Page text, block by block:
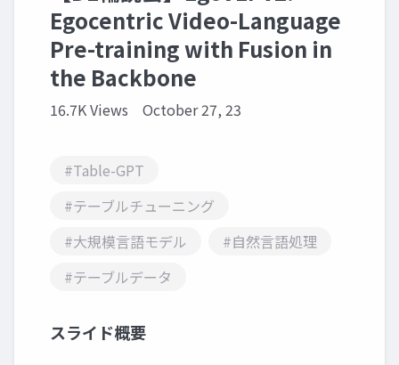
Egocentric Video-Language
Pre-training with Fusion in
the Backbone
16.7K Views October 27, 23
#Table-GPT
#テーブルチューニング
#大規模言語モデル
#自然言語処理
#テーブルデータ
スライド概要